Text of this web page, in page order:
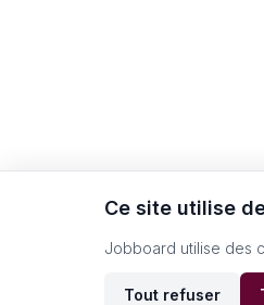
Ce site utilise
Jobboard utilise des
Tout refuser